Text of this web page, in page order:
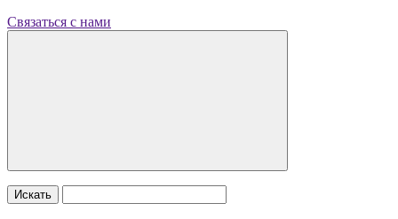
Связаться с нами
Искать